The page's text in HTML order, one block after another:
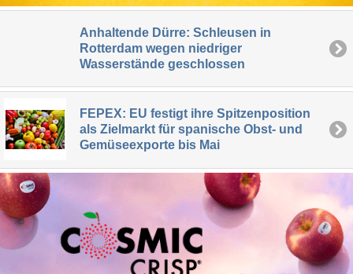
Anhaltende Dürre: Schleusen in
Rotterdam wegen niedriger
Wasserstände geschlossen
FEPEX: EU festigt ihre Spitzenposition
als Zielmarkt für spanische Obst- und
Gemüseexporte bis Mai